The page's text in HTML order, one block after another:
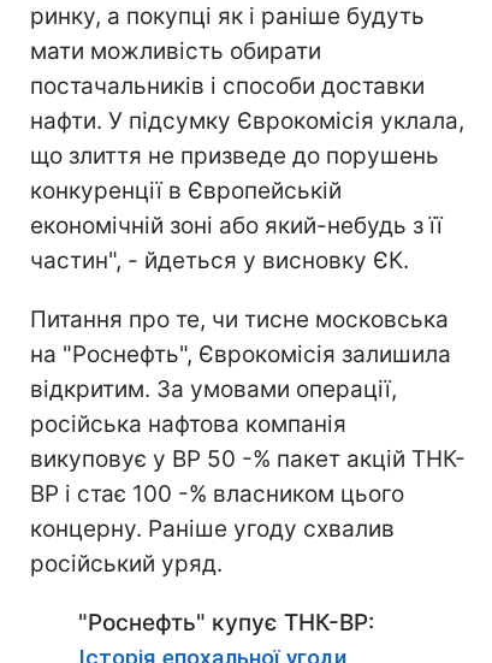
ринку, а покупці як і раніше будуть
мати можливість обирати
постачальників і способи доставки
нафти. У підсумку Єврокомісія уклала,
що злиття не призведе до порушень
конкуренції в Європейській
економічній зоні або який-небудь з її
частин", - йдеться у висновку ЄК.
Питання про те, чи тисне московська
на "Роснефть", Єврокомісія залишила
відкритим. За умовами операції,
російська нафтова компанія
викуповує у BP 50 -% пакет акцій ТНК-
ВР і стає 100 -% власником цього
концерну. Раніше угоду схвалив
російський уряд.
"Роснефть" купує ТНК-BP: